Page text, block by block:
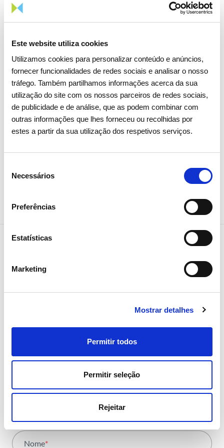
Este website utiliza cookies
Utilizamos cookies para personalizar conteúdo e anúncios,
fornecer funcionalidades de redes sociais e analisar o nosso
tráfego. Também partilhamos informações acerca da sua
utilização do site com os nossos parceiros de redes sociais,
de publicidade e de análise, que as podem combinar com
outras informações que lhes forneceu ou recolhidas por
estes a partir da sua utilização dos respetivos serviços.
Necessários
Preferências
Estatísticas
Marketing
Mostrar detalhes
Permitir todos
Permitir seleção
Rejeitar
Solar foi a principal fonte de
produção de eletricidade pela
Estatísticas de mercado e consumo de energia
NEWSLETTER
Receba todos os detalhes da
tendências e notícias que
com toda a energia
Nome*